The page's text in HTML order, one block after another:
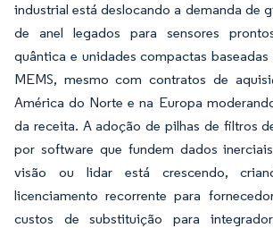
industrial está deslocando a demanda de
de anel legados para sensores
quântica e unidades compactas
MEMS, mesmo com contratos de
América do Norte e na Europa
da receita. A adoção de pilhas de filtros
por software que fundem dados
visão ou lidar está crescendo,
licenciamento recorrente para
custos de substituição para